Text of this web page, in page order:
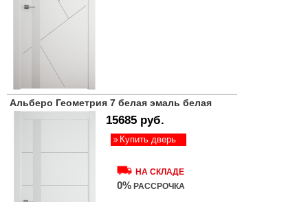
Альберо Геометрия 7 белая эмаль белая
15685 руб.
Купить дверь
НА СКЛАДЕ
0% РАССРОЧКА